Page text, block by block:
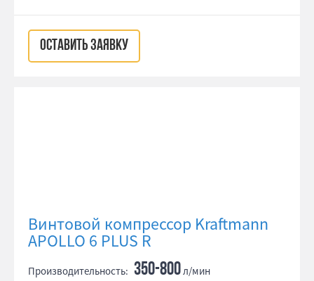
ОСТАВИТЬ ЗАЯВКУ
Винтовой компрессор Kraftmann
APOLLO 6 PLUS R
Производительность: 350-800л/мин